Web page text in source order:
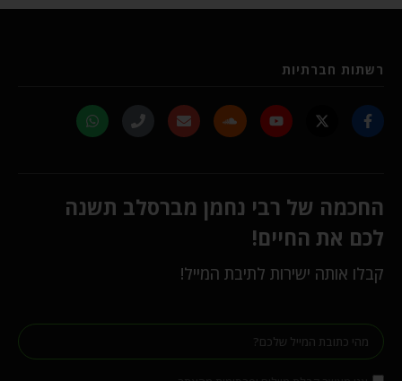
רשתות חברתיות
החכמה של רבי נחמן מברסלב תשנה
לכם את החיים!
קבלו אותה ישירות לתיבת המייל!